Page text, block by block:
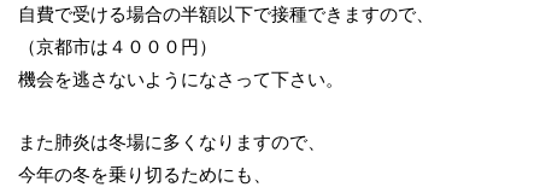
自費で受ける場合の半額以下で接種できますので、
（京都市は４０００円）
機会を逃さないようになさって下さい。
また肺炎は冬場に多くなりますので、
今年の冬を乗り切るためにも、